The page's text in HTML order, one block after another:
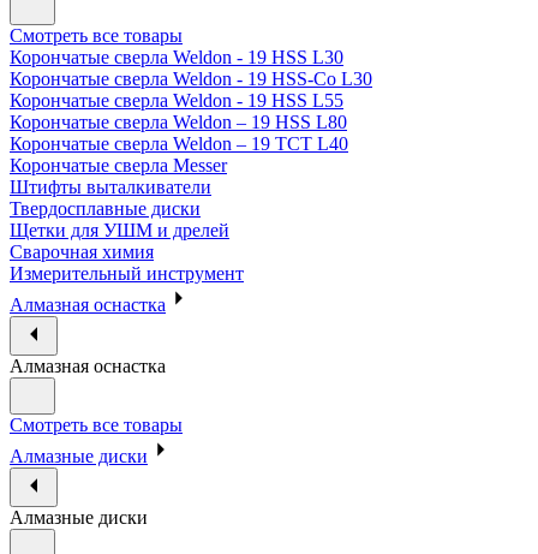
Смотреть все товары
Корончатые сверла Weldon - 19 HSS L30
Корончатые сверла Weldon - 19 HSS-Co L30
Корончатые сверла Weldon - 19 HSS L55
Корончатые сверла Weldon – 19 HSS L80
Корончатые сверла Weldon – 19 TCT L40
Корончатые сверла Messer
Штифты выталкиватели
Твердосплавные диски
Щетки для УШМ и дрелей
Сварочная химия
Измерительный инструмент
Алмазная оснастка
Алмазная оснастка
Смотреть все товары
Алмазные диски
Алмазные диски